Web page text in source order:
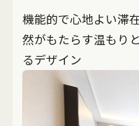
機能的で心地よい滞
然がもたらす温もり
るデザイン